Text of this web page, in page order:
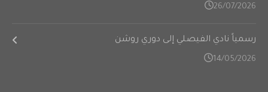
26/07/2026
رسمياً نادي الفيصلي إلى دوري روشن
14/05/2026